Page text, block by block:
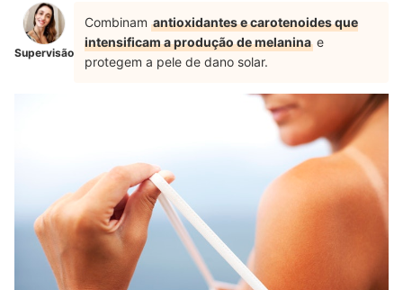
Supervisão
Combinam antioxidantes e carotenoides que
intensificam a produção de melanina e
protegem a pele de dano solar.